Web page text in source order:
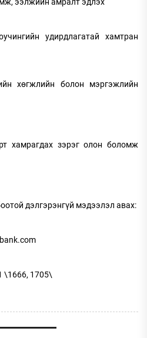
ээлжийн амралт эдлэх
удирдлагатай хамтран
хөгжлийн болон мэргэжлийн
хамрагдах зэрэг олон боломж
дэлгэрэнгүй мэдээлэл авах:
\1666, 1705\